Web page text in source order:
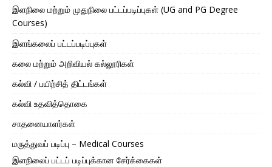
இளநிலை மற்றும் முதுநிலை பட்டப்படிப்புகள் (UG and PG Degree
Courses)
இளங்கலைப் பட்டப்படிப்புகள்
கலை மற்றும் அறிவியல் கல்லூரிகள்
கல்வி / பயிற்சித் திட்டங்கள்
கல்வி உதவித்தொகை
சாதனையாளர்கள்
மருத்துவப் படிப்பு – Medical Courses
இளநிலைப் பட்டப் படிப்புக்கான சேர்க்கைகள்